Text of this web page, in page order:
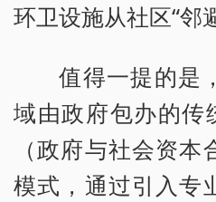
环卫设施从社区“邻
值得一提的是
域由政府包办的传
（政府与社会资
模式，通过引入专